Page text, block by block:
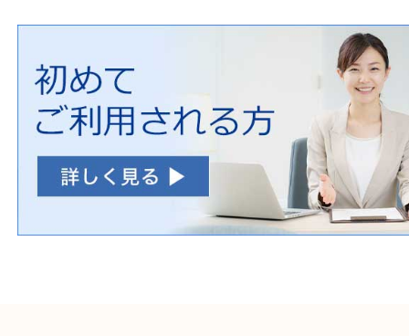
ホームページ特典